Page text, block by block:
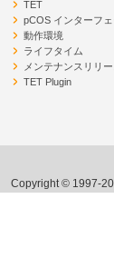
TET
pCOS インターフェ
動作環境
ライフタイム
メンテナンスリリー
TET Plugin
Copyright © 1997-